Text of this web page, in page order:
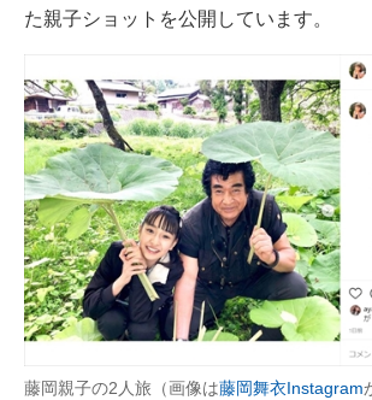
スマホと通信の最新トレンド
進化するPCとデバイスの未来
好きが集まる 比べて選べる
ビジネスと働き方のヒント
AI活用のいまが分かる
企業ITのトレンドを詳説
経営リーダーのコミュニティ
マーケ×ITの今がよく分かる
た親子ショットを公開しています。
藤岡親子の2人旅（画像は藤岡舞衣Instagram